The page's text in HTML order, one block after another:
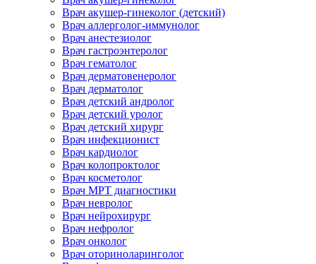
Врач акушер-гинеколог (детский)
Врач аллерголог-иммунолог
Врач анестезиолог
Врач гастроэнтеролог
Врач гематолог
Врач дерматовенеролог
Врач дерматолог
Врач детский андролог
Врач детский уролог
Врач детский хирург
Врач инфекционист
Врач кардиолог
Врач колопроктолог
Врач косметолог
Врач МРТ диагностики
Врач невролог
Врач нейрохирург
Врач нефролог
Врач онколог
Врач оториноларинголог